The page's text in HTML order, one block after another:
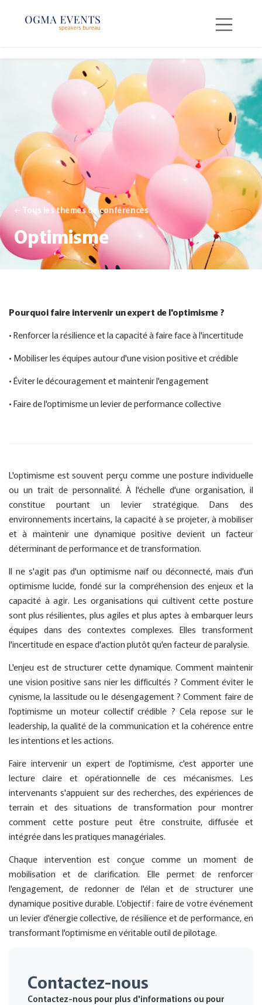
← Tous les thèmes de conférences
Optimisme
Pourquoi faire intervenir un expert de l'optimisme ?
• Renforcer la résilience et la capacité à faire face à l'incertitude
• Mobiliser les équipes autour d'une vision positive et crédible
• Éviter le découragement et maintenir l'engagement
• Faire de l'optimisme un levier de performance collective
L'optimisme est souvent perçu comme une posture individuelle
ou un trait de personnalité. À l'échelle d'une organisation, il
constitue pourtant un levier stratégique. Dans des
environnements incertains, la capacité à se projeter, à mobiliser
et à maintenir une dynamique positive devient un facteur
déterminant de performance et de transformation.
Il ne s'agit pas d'un optimisme naïf ou déconnecté, mais d'un
optimisme lucide, fondé sur la compréhension des enjeux et la
capacité à agir. Les organisations qui cultivent cette posture
sont plus résilientes, plus agiles et plus aptes à embarquer leurs
équipes dans des contextes complexes. Elles transforment
l'incertitude en espace d'action plutôt qu'en facteur de paralysie.
L'enjeu est de structurer cette dynamique. Comment maintenir
une vision positive sans nier les difficultés ? Comment éviter le
cynisme, la lassitude ou le désengagement ? Comment faire de
l'optimisme un moteur collectif crédible ? Cela repose sur le
leadership, la qualité de la communication et la cohérence entre
les intentions et les actions.
Faire intervenir un expert de l'optimisme, c'est apporter une
lecture claire et opérationnelle de ces mécanismes. Les
intervenants s'appuient sur des recherches, des expériences de
terrain et des situations de transformation pour montrer
comment cette posture peut être construite, diffusée et
intégrée dans les pratiques managériales.
Chaque intervention est conçue comme un moment de
mobilisation et de clarification. Elle permet de renforcer
l'engagement, de redonner de l'élan et de structurer une
dynamique positive durable. L'objectif : faire de votre événement
un levier d'énergie collective, de résilience et de performance, en
transformant l'optimisme en véritable outil de pilotage.
Contactez-nous
Contactez-nous pour plus d'informations ou pour